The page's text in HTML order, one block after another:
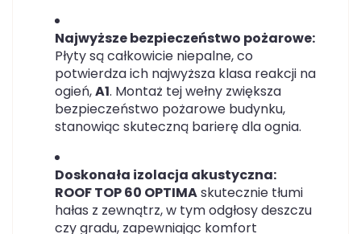
Najwyższe bezpieczeństwo pożarowe:
Płyty są całkowicie niepalne, co
potwierdza ich najwyższa klasa reakcji na
ogień,A1. Montaż tej wełny zwiększa
bezpieczeństwo pożarowe budynku,
stanowiąc skuteczną barierę dla ognia.
Doskonała izolacja akustyczna:
ROOF TOP 60 OPTIMAskutecznie tłumi
hałas z zewnątrz, w tym odgłosy deszczu
czy gradu, zapewniając komfort